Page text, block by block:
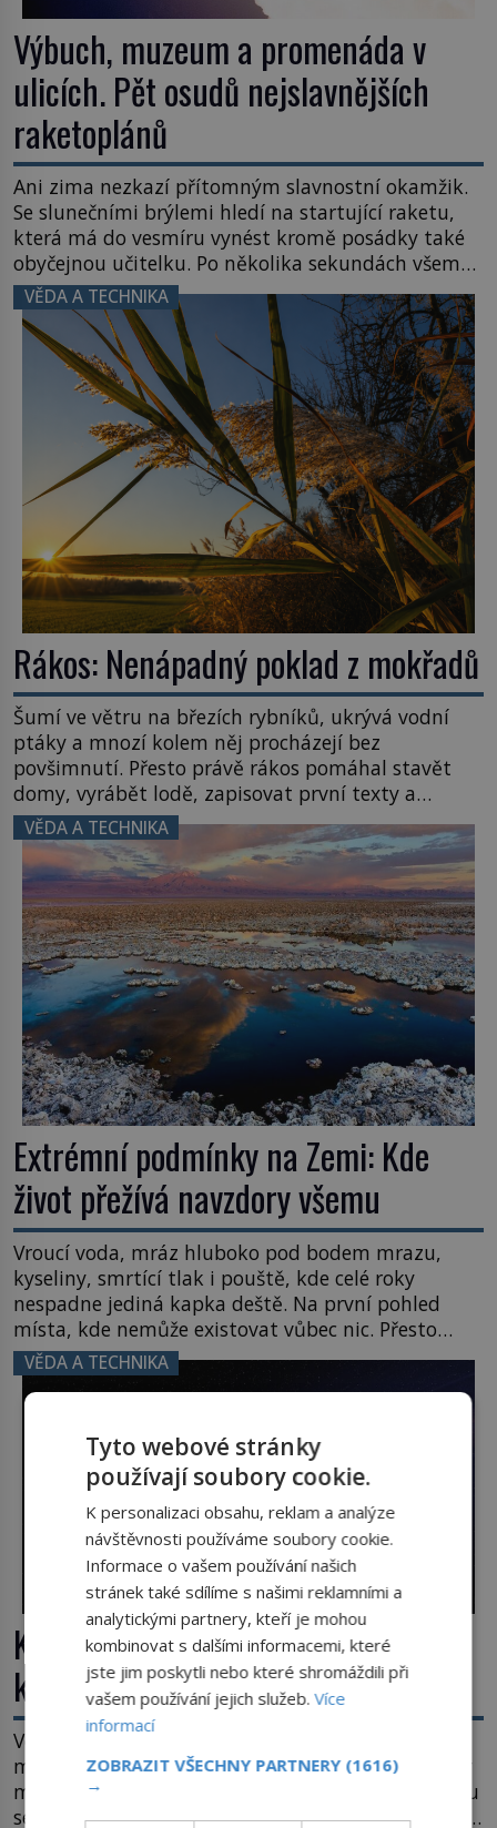
Výbuch, muzeum a promenáda v
ulicích. Pět osudů nejslavnějších
raketoplánů
Ani zima nezkazí přítomným slavnostní okamžik.
Se slunečními brýlemi hledí na startující raketu,
která má do vesmíru vynést kromě posádky také
obyčejnou učitelku. Po několika sekundách všem
ztuhnou úsměvy, stroj totiž exploduje. Jejich
konstrukce není z levného kraje, daňové
poplatníky stojí miliardy dolarů. Na druhou stranu
zvládnou jen představitelné věci. Na malé kousky
Název: Columbia První […]
VĚDA A TECHNIKA
Rákos: Nenápadný poklad z mokřadů
Šumí ve větru na březích rybníků, ukrývá vodní
ptáky a mnozí kolem něj procházejí bez
povšimnutí. Přesto právě rákos pomáhal stavět
domy, vyrábět lodě, zapisovat první texty a
inspiroval řadu pověstí. Tato skromná, ale
užitečná rostlina provází člověka už tisíce let.
Většina lidí vnímá rákos jen jako obyčejnou kulisu
letního koupání. Stačí se však podívat […]
VĚDA A TECHNIKA
Extrémní podmínky na Zemi: Kde
život přežívá navzdory všemu
Vroucí voda, mráz hluboko pod bodem mrazu,
kyseliny, smrtící tlak i pouště, kde celé roky
nespadne jediná kapka deště. Na první pohled
místa, kde nemůže existovat vůbec nic. Přesto
právě tady vědci objevují organismy, které
posouvají hranice života. Každý nový nález mění
naše představy o tom, co všechno dokáže příroda a
napovídá, kde bychom jednou […]
VĚDA A TECHNIKA
Kosmická hádanka: Jaká je největší
kometa ve známém vesmíru?
Vesmír se rozpíná stále rychleji. Jenže, jak je to
možné? Současná fyzika je v koncích. Odpovědí by
mohla být hypotetická temná energie. Právě na tu
se zaměří pozornost dvojice zkušených astronomů.
Tyto webové stránky
používají soubory cookie.
K personalizaci obsahu, reklam a analýze
návštěvnosti používáme soubory cookie.
Informace o vašem používání našich
stránek také sdílíme s našimi reklamními a
analytickými partnery, kteří je mohou
kombinovat s dalšími informacemi, které
jste jim poskytli nebo které shromáždili při
vašem používání jejich služeb.Více
informací
ZOBRAZIT VŠECHNY PARTNERY (1616)
→